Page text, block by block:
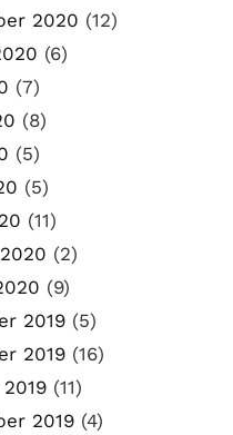
2020 (12)
(6)
(7)
(8)
(5)
(5)
(11)
(2)
(9)
2019 (5)
2019 (16)
(11)
2019 (4)